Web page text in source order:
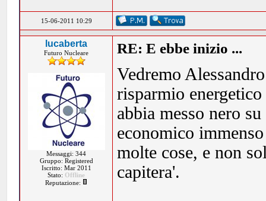
15-06-2011 10:29
lucaberta
Futuro Nucleare
Messaggi: 344
Gruppo: Registered
Iscritto: Mar 2011
Stato: Offline
Reputazione:
RE: E ebbe inizio ...
Vedremo
risparmio
abbia messo nero
economico
molte cose, e non
capitera'.